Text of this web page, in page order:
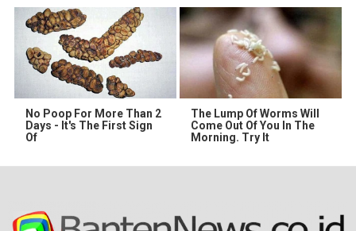
No Poop For More Than 2
Days - It's The First Sign
Of
The Lump Of Worms Will
Come Out Of You In The
Morning. Try It